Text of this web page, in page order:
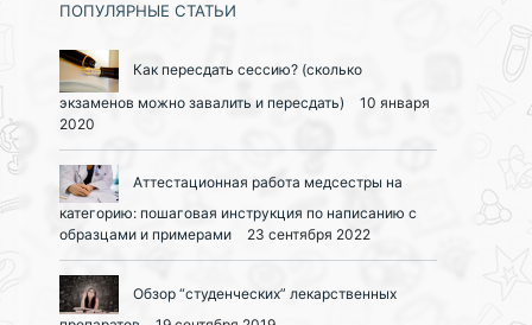
ПОПУЛЯРНЫЕ СТАТЬИ
Как пересдать сессию? (сколько
экзаменов можно завалить и пересдать)
10 января
2020
Аттестационная работа медсестры на
категорию: пошаговая инструкция по написанию с
образцами и примерами
23 сентября 2022
Обзор “студенческих” лекарственных